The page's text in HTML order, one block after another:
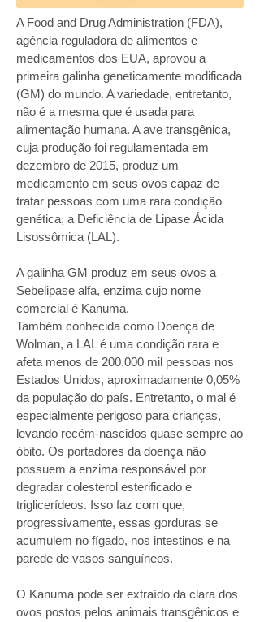
A Food and Drug Administration (FDA),
agência reguladora de alimentos e
medicamentos dos EUA, aprovou a
primeira galinha geneticamente modificada
(GM) do mundo. A variedade, entretanto,
não é a mesma que é usada para
alimentação humana. A ave transgênica,
cuja produção foi regulamentada em
dezembro de 2015, produz um
medicamento em seus ovos capaz de
tratar pessoas com uma rara condição
genética, a Deficiência de Lipase Ácida
Lisossômica (LAL).
A galinha GM produz em seus ovos a
Sebelipase alfa, enzima cujo nome
comercial é Kanuma.
Também conhecida como Doença de
Wolman, a LAL é uma condição rara e
afeta menos de 200.000 mil pessoas nos
Estados Unidos, aproximadamente 0,05%
da população do país. Entretanto, o mal é
especialmente perigoso para crianças,
levando recém-nascidos quase sempre ao
óbito. Os portadores da doença não
possuem a enzima responsável por
degradar colesterol esterificado e
triglicerídeos. Isso faz com que,
progressivamente, essas gorduras se
acumulem no fígado, nos intestinos e na
parede de vasos sanguíneos.
O Kanuma pode ser extraído da clara dos
ovos postos pelos animais transgênicos e